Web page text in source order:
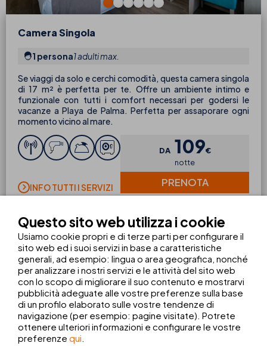
Camera Singola
1 persona1 adulti max.
Se viaggi da solo e cerchi comodità, questa camera singola
di 17 m² è perfetta per te. Offre un ambiente intimo e
funzionale con tutti i comfort necessari per godersi le
vacanze a Playa de Palma. Perfetta per assaporare ogni
momento vicino al mare.
INFO TUTTI I SERVIZI
DA 109€
notte
PRENOTA
DOMANDE FREQUENTI
How many rooms are there at THB Niágara
hotel?
Does THB Niágara hotel have connecting
Questo sito web utilizza i cookie
Usiamo cookie propri e di terze parti per configurare il
sito web ed i suoi servizi in base a caratteristiche
generali, ad esempio: lingua o area geografica, nonché
per analizzare i nostri servizi e le attività del sito web
con lo scopo di migliorare il suo contenuto e mostrarvi
pubblicità adeguate alle vostre preferenze sulla base
di un profilo elaborato sulle vostre tendenze di
navigazione (per esempio: pagine visitate). Potrete
ottenere ulteriori informazioni e configurare le vostre
preferenze qui.